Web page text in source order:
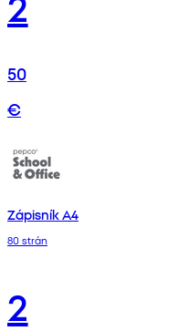
50
€
Zápisník A4
80 strán
2